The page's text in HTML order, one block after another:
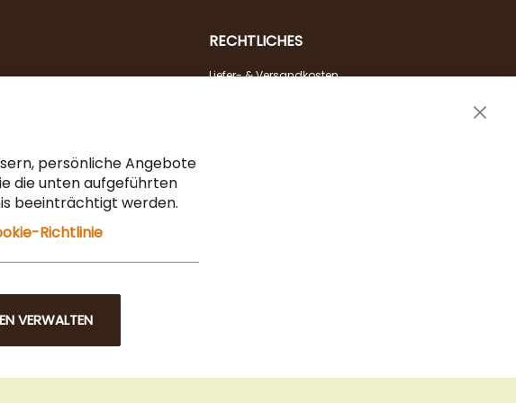
& Büro
RECHTLICHES
Liefer- & Versandkosten
vorbehalten.
persönliche Angebote
die unten aufgeführten
beeinträchtigt werden.
Richtlinie
VERWALTEN